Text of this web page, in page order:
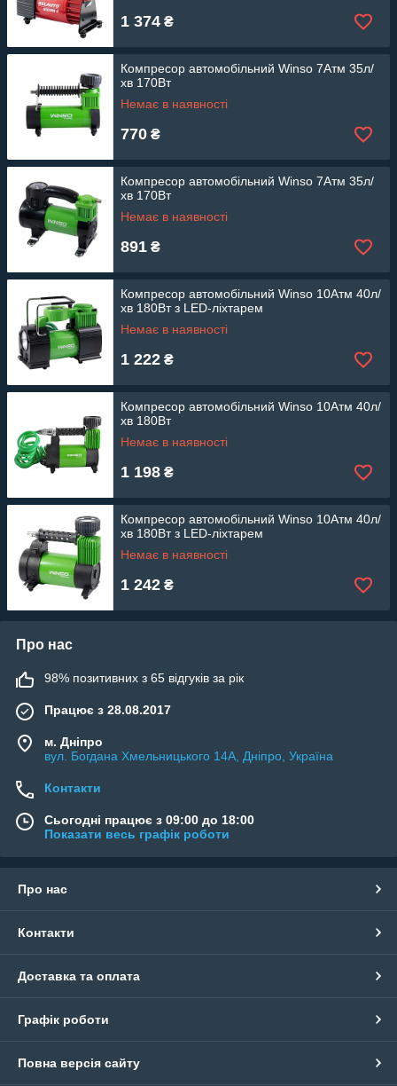
1 374 ₴
Компресор автомобільний Winso 7Атм 35л/
хв 170Вт
Немає в наявності
770 ₴
Компресор автомобільний Winso 7Атм 35л/
хв 170Вт
Немає в наявності
891 ₴
Компресор автомобільний Winso 10Атм 40л/
хв 180Вт з LED-ліхтарем
Немає в наявності
1 222 ₴
Компресор автомобільний Winso 10Атм 40л/
хв 180Вт
Немає в наявності
1 198 ₴
Компресор автомобільний Winso 10Атм 40л/
хв 180Вт з LED-ліхтарем
Немає в наявності
1 242 ₴
Про нас
98% позитивних з 65 відгуків за рік
Працює з 28.08.2017
м. Дніпро
вул. Богдана Хмельницького 14А, Дніпро, Україна
Контакти
Сьогодні працює з 09:00 до 18:00
Показати весь графік роботи
Про нас
Контакти
Доставка та оплата
Графік роботи
Повна версія сайту